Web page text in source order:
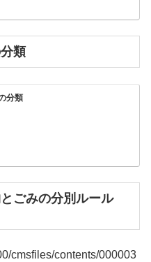
類
分類
ごみの分別ルール
cmsfiles/contents/000003